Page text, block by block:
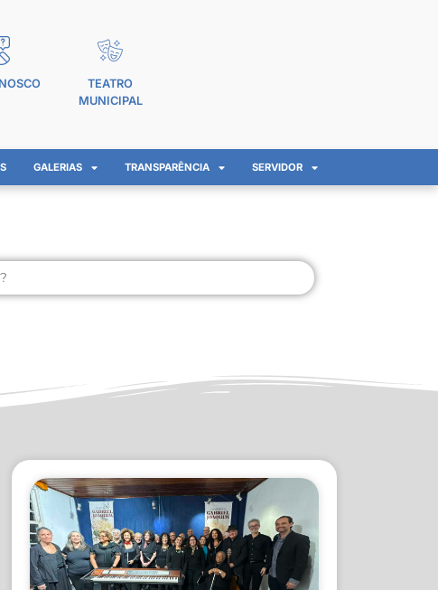
TEATRO
MUNICIPAL
GALERIAS TRANSPARÊNCIA SERVIDOR